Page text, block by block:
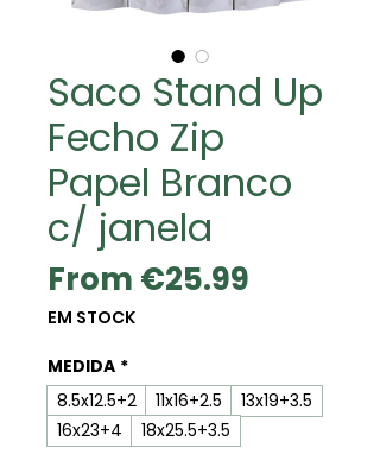
Saco Stand Up
Fecho Zip
Papel Branco
c/ janela
From €25.99
EM STOCK
MEDIDA *
8.5x12.5+2
11x16+2.5
13x19+3.5
16x23+4
18x25.5+3.5